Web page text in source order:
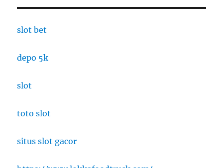
slot bet
depo 5k
slot
toto slot
situs slot gacor